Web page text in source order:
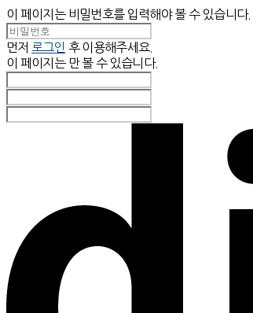
이 페이지는 비밀번호를 입력해야 볼 수 있습니다.
먼저 로그인 후 이용해주세요.
이 페이지는 만 볼 수 있습니다.